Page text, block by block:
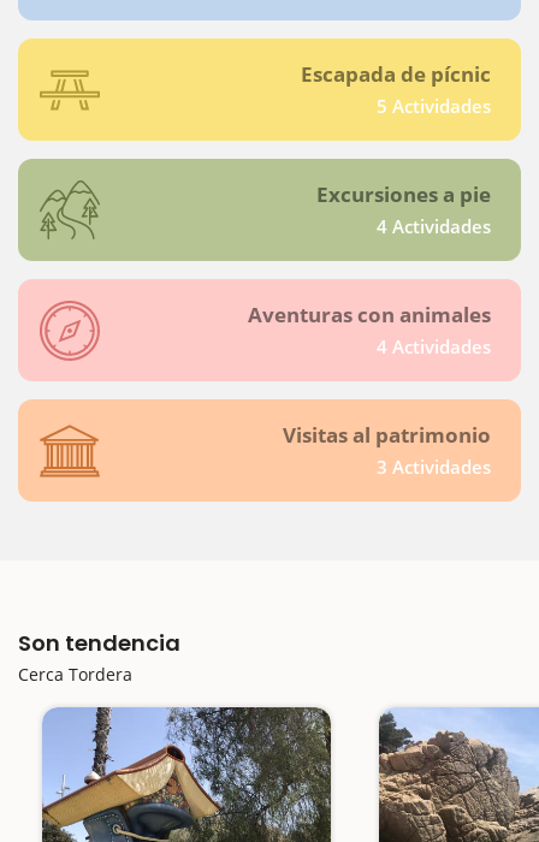
Escapada de pícnic
5 Actividades
Excursiones a pie
4 Actividades
Aventuras con animales
4 Actividades
Visitas al patrimonio
3 Actividades
Son tendencia
Cerca Tordera